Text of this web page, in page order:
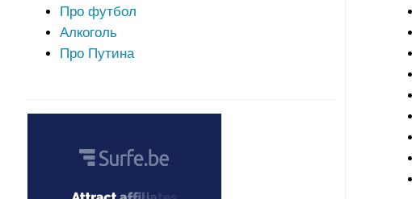
Про футбол
Алкоголь
Про Путина